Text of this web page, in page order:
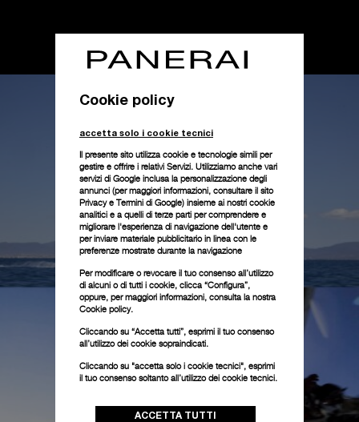
Cookie policy
accetta solo i cookie tecnici
Il presente sito utilizza cookie e tecnologie simili per
gestire e offrire i relativi Servizi. Utilizziamo anche vari
servizi di Google inclusa la personalizzazione degli
annunci (per maggiori informazioni, consultare il sito
Privacy e Termini di Google) insieme ai nostri cookie
analitici e a quelli di terze parti per comprendere e
migliorare l'esperienza di navigazione dell'utente e
per inviare materiale pubblicitario in linea con le
preferenze mostrate durante la navigazione
Per modificare o revocare il tuo consenso all’utilizzo
di alcuni o di tutti i cookie, clicca “Configura”,
oppure, per maggiori informazioni, consulta la nostra
Cookie policy.
Cliccando su “Accetta tutti”, esprimi il tuo consenso
all’utilizzo dei cookie sopraindicati.
Cliccando su "accetta solo i cookie tecnici", esprimi
il tuo consenso soltanto all’utilizzo dei cookie tecnici.
ACCETTA TUTTI